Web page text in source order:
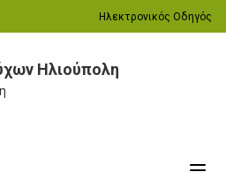
Ηλεκτρονικός Οδηγός
Ηλιούπολη